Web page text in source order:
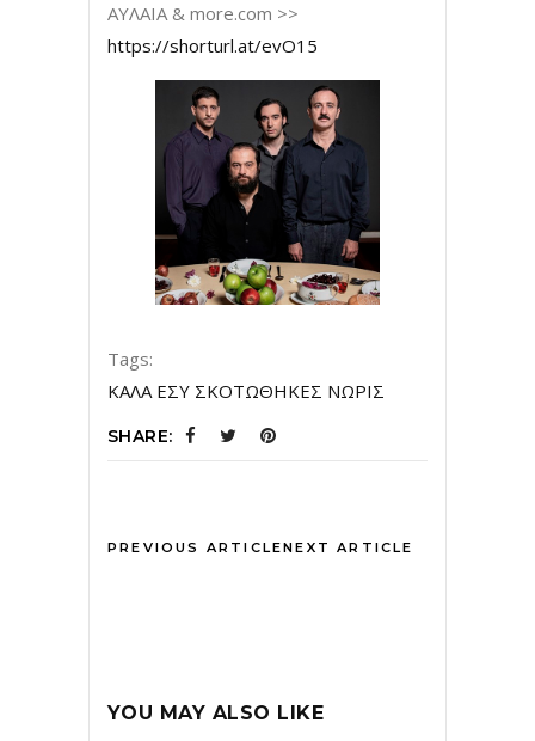
ΑΥΛΑΙΑ & more.com >>
https://shorturl.at/evO15
Tags:
ΚΑΛΑ ΕΣΥ ΣΚΟΤΩΘΗΚΕΣ ΝΩΡΙΣ
SHARE:
PREVIOUS ARTICLENEXT ARTICLE
YOU MAY ALSO LIKE